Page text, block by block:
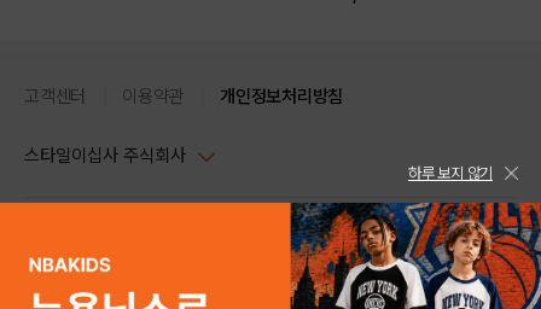
고객센터 이용약관 개인정보처리방침
스타일이십사 주식회사
주소 : 서울시 강남구 논현로 633, 6층 (논현동, 한세엠케이빌딩)
사업자등록번호 : 116-81-32499
스타일24 고객센터 1544-5336
평일 09:00~ 18:00 (토/일/공휴일 휴무)
하루 보지 않기